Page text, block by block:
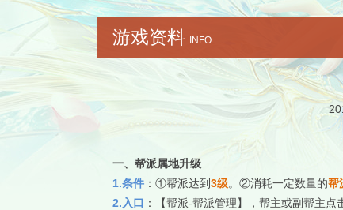
游戏资料 INFO
一、 帮派属地升级
1.条件 ：①帮派达到3级。②消耗一定数量的帮
2.入口 ：【帮派-帮派管理】，帮主或副帮主点